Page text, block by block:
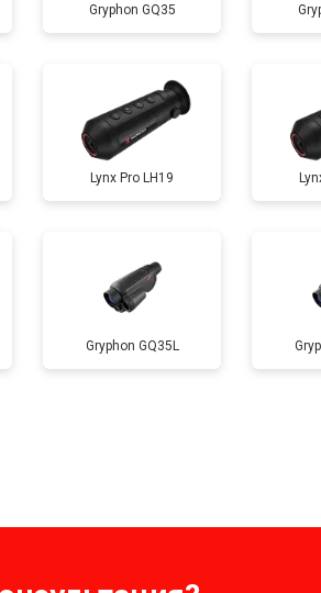
Gryphon GQ35
Lynx Pro LH19
Gryphon GQ35L